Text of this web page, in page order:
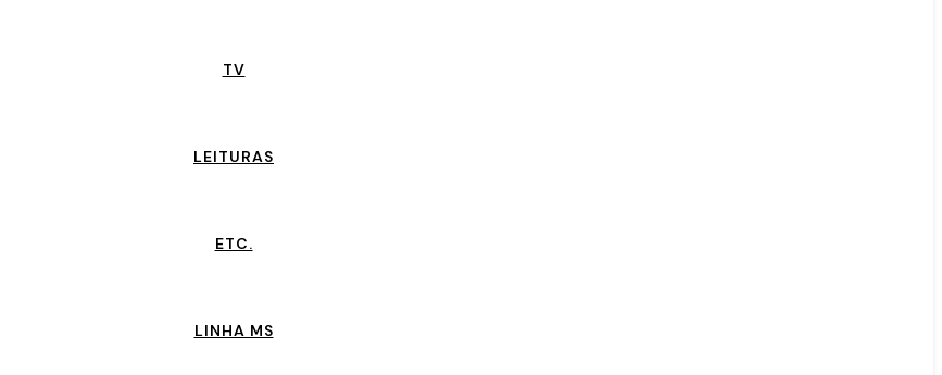
TV
LEITURAS
ETC.
LINHA MS